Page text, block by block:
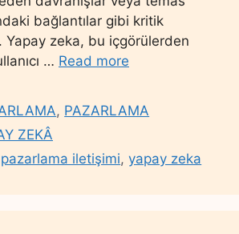
bağlantılar gibi kritik
Yapay zeka, bu içgörülerden
… Read more
, PAZARLAMA
ZEKÂ
pazarlama iletişimi,yapay zeka